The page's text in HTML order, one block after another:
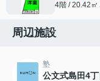
4階 / 20.42㎡
周辺施設
塾
公文式島田4